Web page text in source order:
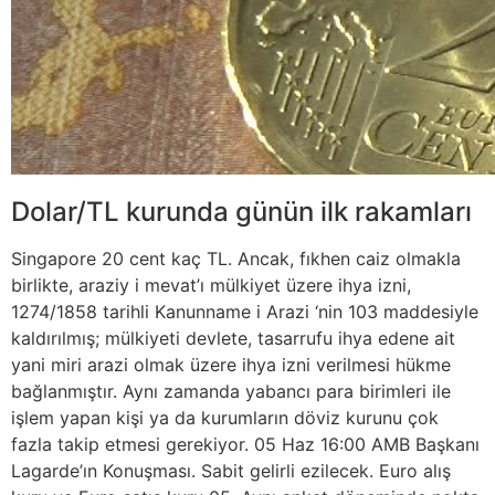
Dolar/TL kurunda günün ilk rakamları
Singapore 20 cent kaç TL. Ancak, fıkhen caiz olmakla
birlikte, araziy i mevat’ı mülkiyet üzere ihya izni,
1274/1858 tarihli Kanunname i Arazi ‘nin 103 maddesiyle
kaldırılmış; mülkiyeti devlete, tasarrufu ihya edene ait
yani miri arazi olmak üzere ihya izni verilmesi hükme
bağlanmıştır. Aynı zamanda yabancı para birimleri ile
işlem yapan kişi ya da kurumların döviz kurunu çok
fazla takip etmesi gerekiyor. 05 Haz 16:00 AMB Başkanı
Lagarde’ın Konuşması. Sabit gelirli ezilecek. Euro alış